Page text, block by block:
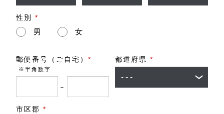
性別 *
男 女
郵便番号（ご自宅） *
※半角数字
－
都道府県 *
市区郡 *